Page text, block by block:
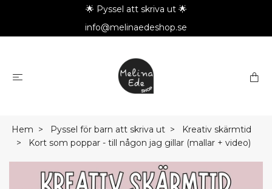
🌟 Pyssel att skriva ut 🌟
info@melinaedeshop.se
Hem Pyssel för barn att skriva ut
Kreativ skärmtid
Kort som poppar - till någon jag gillar (mallar + video)